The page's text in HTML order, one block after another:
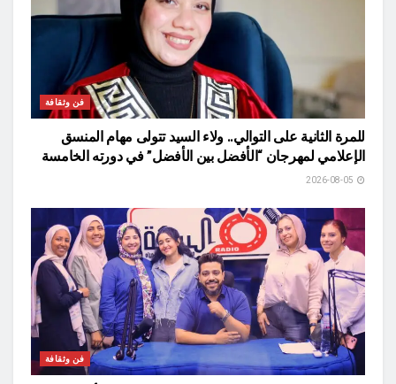
فن وثقافة
للمرة الثانية على التوالي.. ولاء السيد تتولى مهام المنسق
الإعلامي لمهرجان “الأفضل بين الأفضل” في دورته الخامسة
فن وثقافة